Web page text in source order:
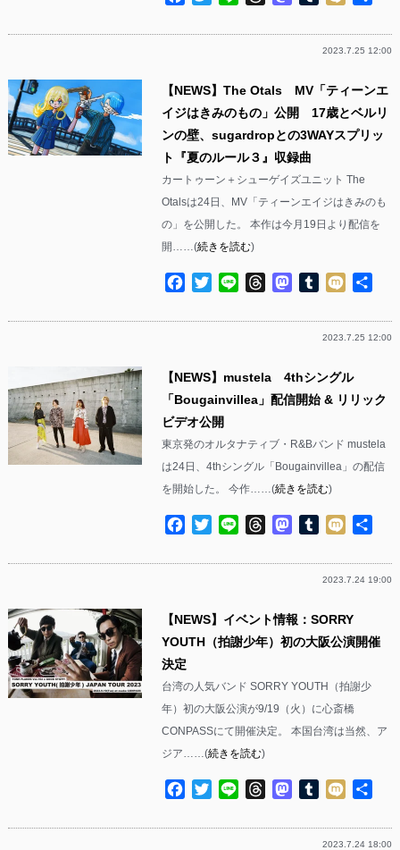
2023.7.25 12:00
【NEWS】The Otals MV「ティーンエ
イジはきみのもの」公開 17歳とベルリ
ンの壁、sugardropとの3WAYスプリッ
ト『夏のルール３』収録曲
カートゥーン＋シューゲイズユニット The
Otalsは24日、MV「ティーンエイジはきみのも
の」を公開した。 本作は今月19日より配信を
開……(続きを読む)
Facebook
TwitterLine ThreadsMastodon
Tumblr
Mixi
2023.7.25 12:00
【NEWS】mustela 4thシングル
「Bougainvillea」配信開始 & リリック
ビデオ公開
東京発のオルタナティブ・R&Bバンド mustela
は24日、4thシングル「Bougainvillea」の配信
を開始した。 今作……(続きを読む)
Facebook
TwitterLine ThreadsMastodon
Tumblr
Mixi
2023.7.24 19:00
【NEWS】イベント情報：SORRY
YOUTH（拍謝少年）初の大阪公演開催
決定
台湾の人気バンド SORRY YOUTH（拍謝少
年）初の大阪公演が9/19（火）に心斎橋
CONPASSにて開催決定。 本国台湾は当然、ア
ジア……(続きを読む)
Facebook
TwitterLine ThreadsMastodon
Tumblr
Mixi
2023.7.24 18:00